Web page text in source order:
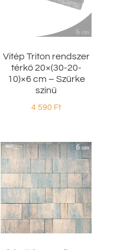
Vitép Triton rendszer
térkő 20×(30-20-
10)×6 cm – Szürke
színű
4 590 Ft